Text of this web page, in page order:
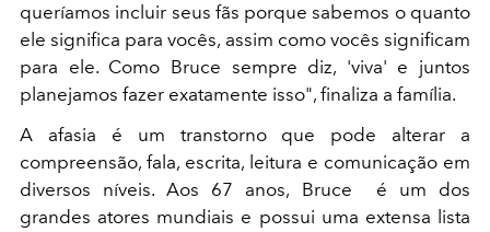
queríamos incluir seus fãs porque sabemos o quanto
ele significa para vocês, assim como vocês significam
para ele. Como Bruce sempre diz, 'viva' e juntos
planejamos fazer exatamente isso", finaliza a família.
A afasia é um transtorno que pode alterar a
compreensão, fala, escrita, leitura e comunicação em
diversos níveis. Aos 67 anos, Bruce é um dos
grandes atores mundiais e possui uma extensa lista